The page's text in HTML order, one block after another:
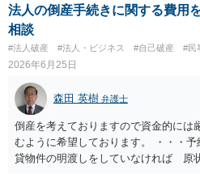
る場合は、 スケジュール感を確認し
通知発送→②１～２か月で返答かえっ
→③さらに１カ月程度をめどに裁判所
と思います（個人破産で破産費用も確
で、法人や積み立てが必要な場合はま
法人の倒産手続きに関する費用
相談
#法人破産 #法人・ビジネス #自己破産 #民
2026年6月25日
森田 英樹 弁護士
倒産を考えておりますので資金的には
むように希望しております。 ・・・
貸物件の明渡しをしていなければ 原